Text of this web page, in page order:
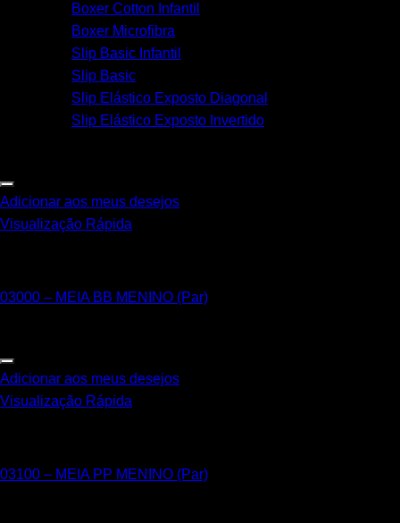
Boxer Cotton Infantil
Boxer Microfibra
Slip Basic Infantil
Slip Basic
Slip Elástico Exposto Diagonal
Slip Elástico Exposto Invertido
Adicionar aos meus desejos
Visualização Rápida
03000 – MEIA BB MENINO (Par)
Adicionar aos meus desejos
Visualização Rápida
03100 – MEIA PP MENINO (Par)